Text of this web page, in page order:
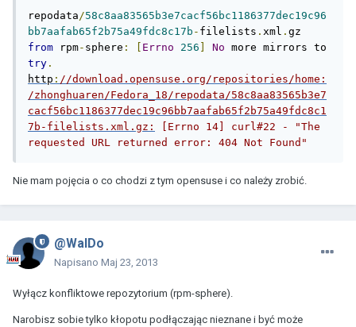
repodata/58c8aa83565b3e7cacf56bc1186377dec19c96
bb7aafab65f2b75a49fdc8c17b - filelists . xml .
from rpm- sphere : Errno 256 No
try .
http : //download.opensuse.org/repositories/home:
/zhonghuaren/Fedora_18/repodata/58c8aa83565b3e7
cacf56bc1186377dec19c96bb7aafab65f2b75a49fdc8c1
7b-filelists.xml.gz:
[Errno 14] curl#22 - "The
requested URL returned error: 404 Not Found"
Nie mam pojęcia o co chodzi z tym opensuse i co należy zrobić.
@WalDo
Napisano Maj 23, 2013
Wyłącz konfliktowe repozytorium (rpm-sphere).
Narobisz sobie tylko kłopotu podłączając nieznane i być może